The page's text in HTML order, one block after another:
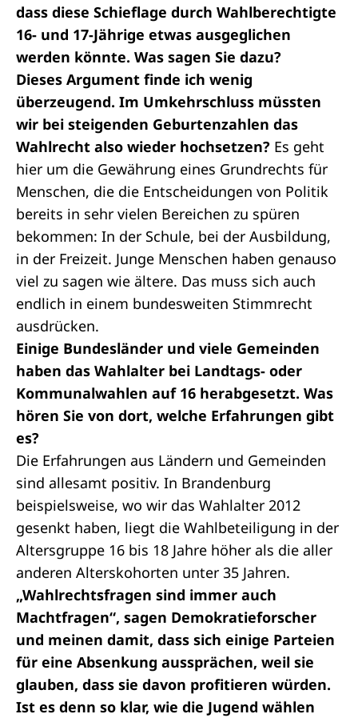
dass diese Schieflage durch Wahlberechtigte
16- und 17-Jährige etwas ausgeglichen
werden könnte. Was sagen Sie dazu?
Dieses Argument finde ich wenig
überzeugend. Im Umkehrschluss müssten
wir bei steigenden Geburtenzahlen das
Wahlrecht also wieder hochsetzen? Es geht
hier um die Gewährung eines Grundrechts für
Menschen, die die Entscheidungen von Politik
bereits in sehr vielen Bereichen zu spüren
bekommen: In der Schule, bei der Ausbildung,
in der Freizeit. Junge Menschen haben genauso
viel zu sagen wie ältere. Das muss sich auch
endlich in einem bundesweiten Stimmrecht
ausdrücken.
Einige Bundesländer und viele Gemeinden
haben das Wahlalter bei Landtags- oder
Kommunalwahlen auf 16 herabgesetzt. Was
hören Sie von dort, welche Erfahrungen gibt
es?
Die Erfahrungen aus Ländern und Gemeinden
sind allesamt positiv. In Brandenburg
beispielsweise, wo wir das Wahlalter 2012
gesenkt haben, liegt die Wahlbeteiligung in der
Altersgruppe 16 bis 18 Jahre höher als die aller
anderen Alterskohorten unter 35 Jahren.
„Wahlrechtsfragen sind immer auch
Machtfragen“, sagen Demokratieforscher
und meinen damit, dass sich einige Parteien
für eine Absenkung aussprächen, weil sie
glauben, dass sie davon profitieren würden.
Ist es denn so klar, wie die Jugend wählen